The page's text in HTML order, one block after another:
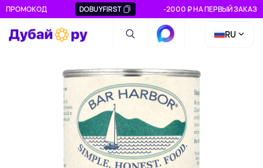
ПРОМОКОД DOBUYFIRST -2000 ₽ НА ПЕРВЫЙ ЗАКАЗ
RU